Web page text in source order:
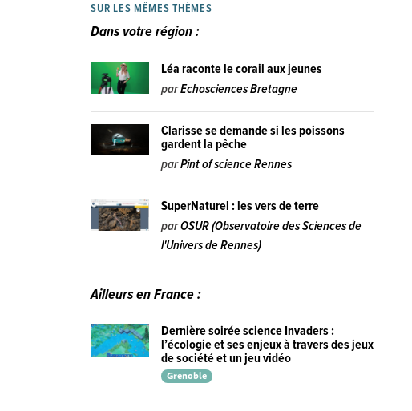
SUR LES MÊMES THÈMES
Dans votre région :
Léa raconte le corail aux jeunes
parEchosciences Bretagne
Clarisse se demande si les poissons
gardent la pêche
parPint of science Rennes
SuperNaturel : les vers de terre
parOSUR (Observatoire des Sciences de
l'Univers de Rennes)
Ailleurs en France :
Dernière soirée science Invaders :
l’écologie et ses enjeux à travers des jeux
de société et un jeu vidéo
Grenoble